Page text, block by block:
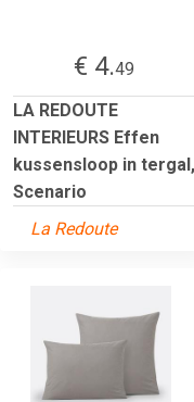
€ 4.49
LA REDOUTE
INTERIEURS Effen
kussensloop in tergal,
Scenario
La Redoute